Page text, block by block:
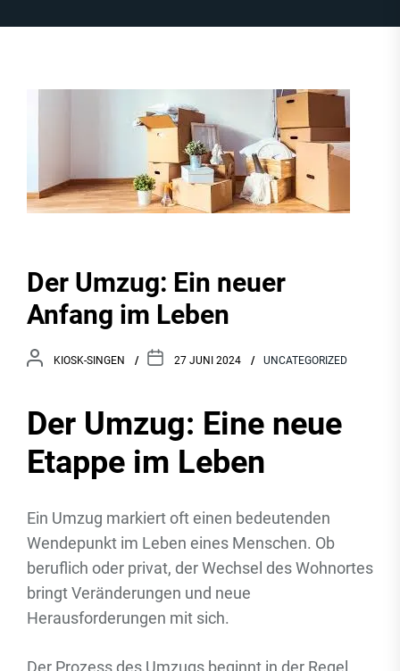
Der Umzug: Ein neuer
Anfang im Leben
KIOSK-SINGEN 27 JUNI 2024 UNCATEGORIZED
Der Umzug: Eine neue
Etappe im Leben
Ein Umzug markiert oft einen bedeutenden
Wendepunkt im Leben eines Menschen. Ob
beruflich oder privat, der Wechsel des Wohnortes
bringt Veränderungen und neue
Herausforderungen mit sich.
Der Prozess des Umzugs beginnt in der Regel